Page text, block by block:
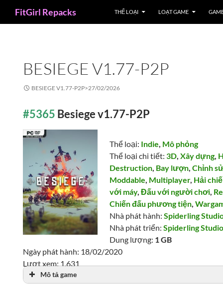
FitGirl Repacks THỂ LOẠI LOẠT GAME
BESIEGE V1.77-P2P
BESIEGE V1.77-P2P>27/02/2026
#5365 Besiege v1.77-P2P
Thể loại: Indie, Mô phỏng
Thể loại chi tiết: 3D,Xây dựng,
Destruction, Bay lượn,Chỉnh
Moddable, Multiplayer, Hải
với máy,Đấu với người chơi,
Chiến đấu phương tiện,
Nhà phát hành:Spiderling
Nhà phát triển:Spiderling
Dung lượng: 1 GB
Ngày phát hành: 18/02/2020
Lượt xem: 1,631
Mô tả game